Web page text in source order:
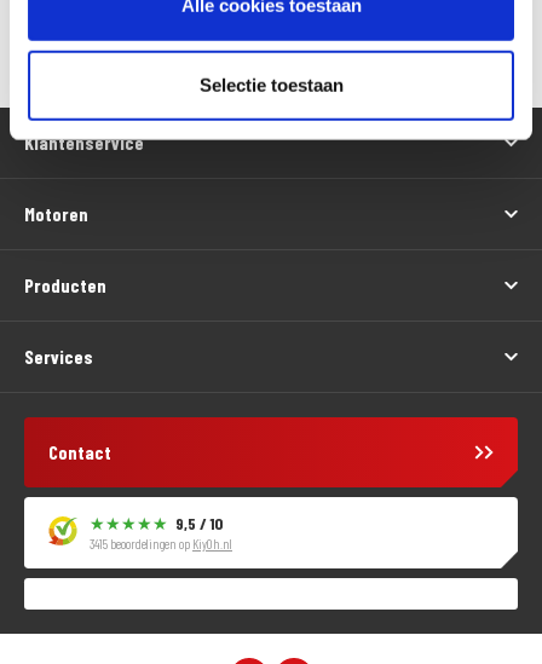
Alle cookies toestaan
Selectie toestaan
Klantenservice
Motoren
Producten
Services
Contact
9,5 / 10
3415 beoordelingen op KiyOh.nl